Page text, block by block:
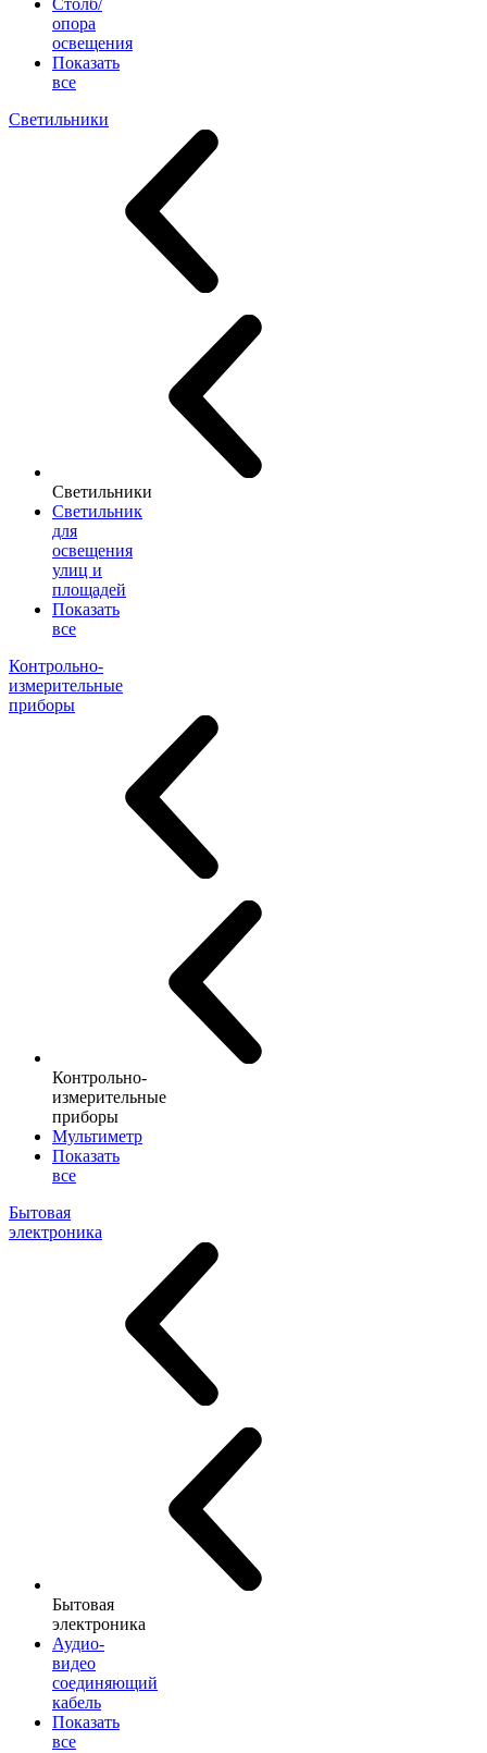
Столб/
опора
освещения
Показать
все
Светильники
Светильники
Светильник
для
освещения
улиц и
площадей
Показать
все
Контрольно-
измерительные
приборы
Контрольно-
измерительные
приборы
Мультиметр
Показать
все
Бытовая
электроника
Бытовая
электроника
Аудио-
видео
соединяющий
кабель
Показать
все